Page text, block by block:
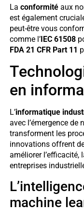
La conformité aux
est également
peut-être vous
comme l’IEC 61508
FDA 21 CFR Part 11
en
L’informatique
avec l’émergence de
transforment les
innovations offrent
améliorer
entreprises
machine